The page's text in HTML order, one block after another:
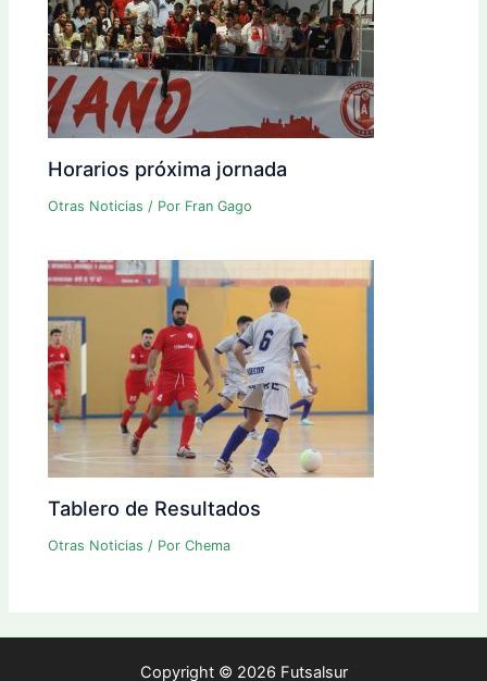
Horarios próxima jornada
Otras Noticias / Por Fran Gago
Tablero de Resultados
Otras Noticias / PorChema
Copyright © 2026 Futsalsur